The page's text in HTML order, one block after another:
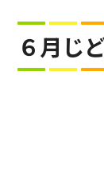
６月じ